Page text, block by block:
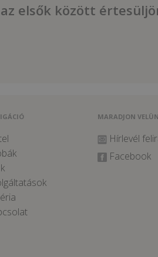
elsők között
MARADJON
Hírlevél
Facebook